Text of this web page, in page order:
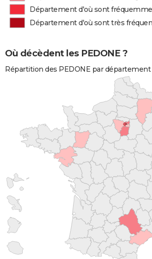
Département d'où sont
Département d'où sont très
Où décèdent les PEDONE ?
Répartition des PEDONE par département